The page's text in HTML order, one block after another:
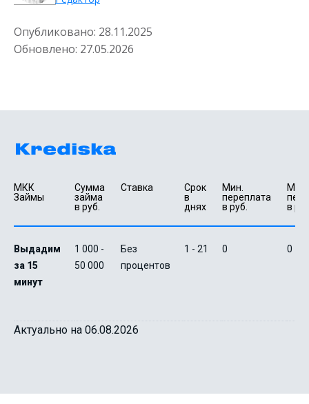
Опубликовано: 28.11.2025
Обновлено: 27.05.2026
МКК
Займы
Сумма
займа
в руб.
Ставка
Срок
в
днях
Мин.
переплата
в руб.
в
Выдадим
за 15
минут
1 000 -
50 000
Без
процентов
1 - 21 0 0
Актуально на 06.08.2026